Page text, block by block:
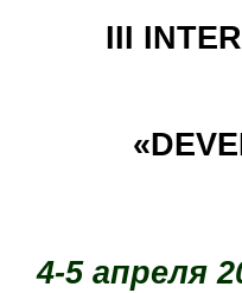
III
4-5 апреля